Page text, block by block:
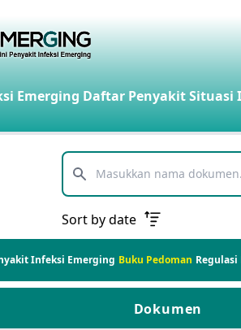
Emerging Daftar PenyakitSituasi
Telusuri
Sort by date
Infeksi Emerging Buku Pedoman Regulasi
Dokumen